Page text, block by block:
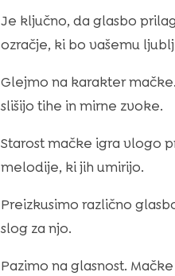
Je ključno, da glasbo
ozračje, ki bo vašemu
Glejmo na karakter
slišijo tihe in mirne zvoke.
Starost mačke igra vlogo
melodije, ki jih umirijo.
Preizkusimo različno
slog za njo.
Pazimo na glasnost.